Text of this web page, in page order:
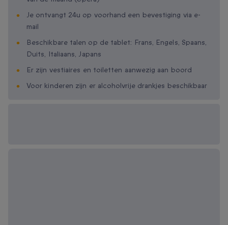
Je ontvangt 24u op voorhand een bevestiging via e-
mail
Beschikbare talen op de tablet: Frans, Engels, Spaans,
Duits, Italiaans, Japans
Er zijn vestiaires en toiletten aanwezig aan boord
Voor kinderen zijn er alcoholvrije drankjes beschikbaar